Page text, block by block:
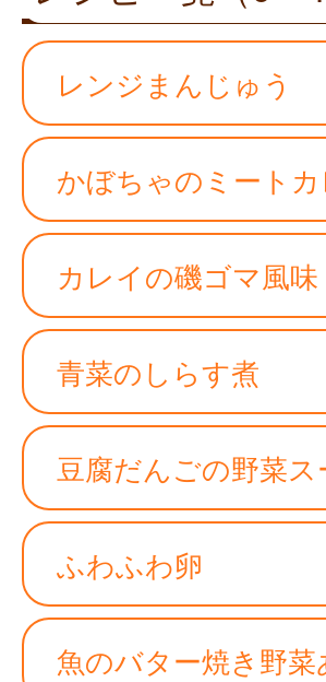
レンジまんじゅう
かぼちゃのミート
カレイの磯ゴマ風味
青菜のしらす煮
豆腐だんごの野菜ス
ふわふわ卵
魚のバター焼き野